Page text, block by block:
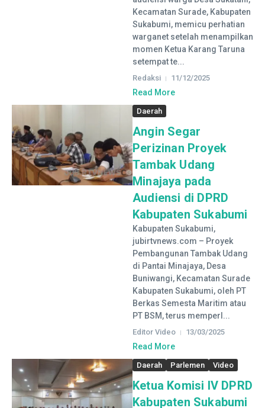
Kecamatan Surade, Kabupaten
Sukabumi, memicu perhatian
warganet setelah menampilkan
momen Ketua Karang Taruna
setempat te...
Redaksi 11/12/2025
Read More
Daerah
Angin Segar
Perizinan Proyek
Tambak Udang
Minajaya pada
Audiensi di DPRD
Kabupaten Sukabumi
Kabupaten Sukabumi,
jubirtvnews.com – Proyek
Pembangunan Tambak Udang
di Pantai Minajaya, Desa
Buniwangi, Kecamatan Surade
Kabupaten Sukabumi, oleh PT
Berkas Semesta Maritim atau
PT BSM, terus memperl...
Editor Video 13/03/2025
Read More
Daerah Parlemen Video
Ketua Komisi IV DPRD
Kabupaten Sukabumi